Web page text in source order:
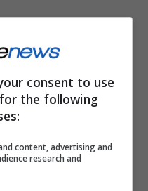
consent to use
the following
content, advertising and
research and